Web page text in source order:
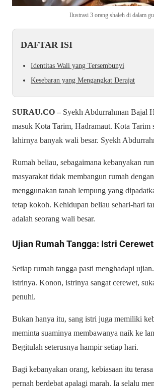
Ilustrasi 3 orang shaleh di dalam
DAFTAR ISI
Identitas Wali yang Tersembunyi
Kesebaran yang Mengangkat Derajat
SURAU.CO – Syekh Abdurrahman Bajal
masuk Kota Tarim, Hadramaut. Kota Tarim
lahirnya banyak wali besar. Syekh
Rumah beliau, sebagaimana kebanyakan
masyarakat tidak membangun rumah
menggunakan tanah lempung yang
tetap kokoh. Kehidupan beliau sehari-hari
adalah seorang wali besar.
Ujian Rumah Tangga: Istri
Setiap rumah tangga pasti menghadapi
istrinya. Konon, istrinya sangat cerewet,
penuhi.
Bukan hanya itu, sang istri juga memiliki
meminta suaminya membawanya naik ke
Begitulah seterusnya hampir setiap hari.
Bagi kebanyakan orang, kebiasaan itu
pernah berdebat apalagi marah. Ia selalu